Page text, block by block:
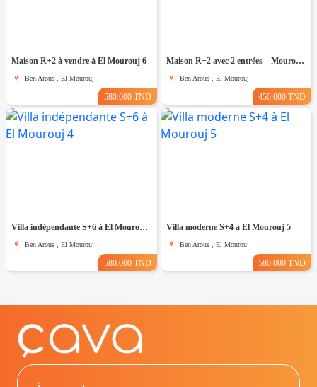
Maison R+2 à vendre à El Mourouj 6
Ben Arous , El Mourouj
580.000 TND
Maison R+2 avec 2 entrées – Mourouj 4
Ben Arous , El Mourouj
450.000 TND
Villa indépendante S+6 à El Mourouj 4
Ben Arous , El Mourouj
580.000 TND
Villa moderne S+4 à El Mourouj 5
Ben Arous , El Mourouj
580.000 TND